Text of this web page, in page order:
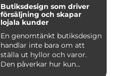
Butiksdesign som driver
försäljning och skapar
lojala kunder
En genomtänkt butiksdesign
handlar inte bara om att
ställa ut hyllor och varor.
Den påverkar hur kun...